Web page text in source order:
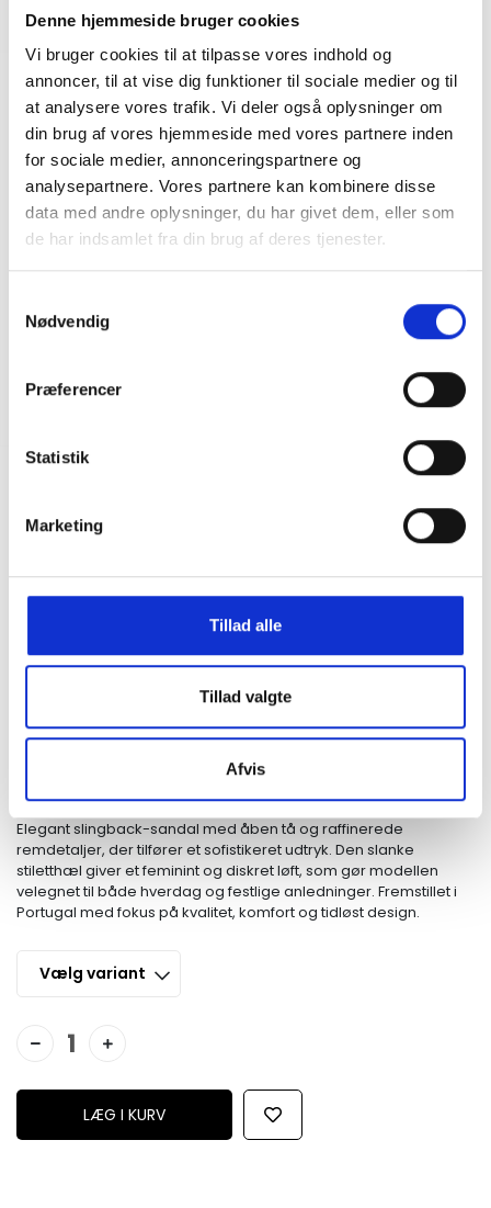
Denne hjemmeside bruger cookies
Vi bruger cookies til at tilpasse vores indhold og
annoncer, til at vise dig funktioner til sociale medier og til
at analysere vores trafik. Vi deler også oplysninger om
din brug af vores hjemmeside med vores partnere inden
for sociale medier, annonceringspartnere og
analysepartnere. Vores partnere kan kombinere disse
data med andre oplysninger, du har givet dem, eller som
de har indsamlet fra din brug af deres tjenester.
Nødvendig
Præferencer
Statistik
Marketing
Tillad alle
Tillad valgte
Afvis
DKK1.600,00
Håndlavet i Europa
Indersål: 100 % læder
Mellemsål: 100 % læder
Produktbeskrivelse
Elegant slingback-sandal med åben tå og raffinerede
remdetaljer, der tilfører et sofistikeret udtryk. Den slanke
stiletthæl giver et feminint og diskret løft, som gør modellen
velegnet til både hverdag og festlige anledninger. Fremstillet i
Portugal med fokus på kvalitet, komfort og tidløst design.